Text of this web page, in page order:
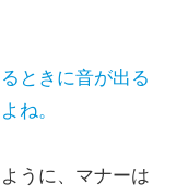
ときに音が出る
ね。
うに、マナーは